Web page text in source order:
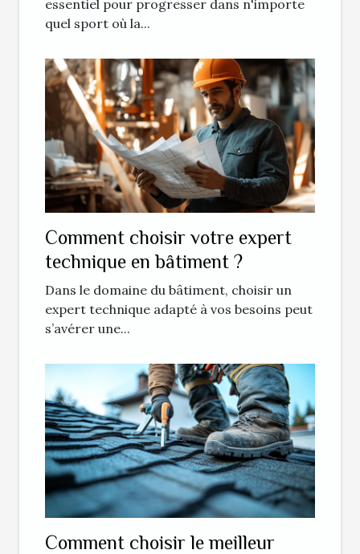
essentiel pour progresser dans n'importe
quel sport où la...
Comment choisir votre expert
technique en bâtiment ?
Dans le domaine du bâtiment, choisir un
expert technique adapté à vos besoins peut
s’avérer une...
Comment choisir le meilleur